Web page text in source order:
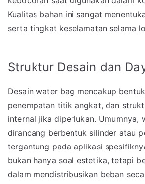
Kualitas bahan ini sangat
serta tingkat keselamatan selama
Struktur Desain dan
Desain water bag mencakup
penempatan titik angkat, dan
internal jika diperlukan. Umumnya,
dirancang berbentuk silinder atau
tergantung pada aplikasi
bukan hanya soal estetika, tetapi
dalam mendistribusikan beban